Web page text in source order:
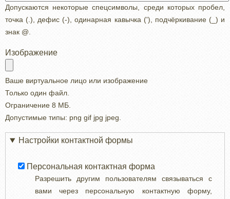
Допускаются некоторые спецсимволы, среди которых пробел,
точка (.), дефис (-), одинарная кавычка ('), подчёркивание (_) и
знак @.
Изображение
Ваше виртуальное лицо или изображение
Только один файл.
Ограничение 8 МБ.
Допустимые типы: png gif jpg jpeg.
Настройки контактной формы
Персональная контактная форма
Разрешить другим пользователям связываться с
вами через персональную контактную форму,